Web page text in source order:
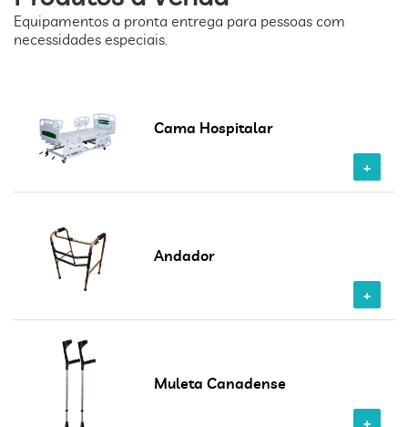
Equipamentos a pronta entrega para pessoas com
necessidades especiais.
Cama Hospitalar
Andador
Muleta Canadense